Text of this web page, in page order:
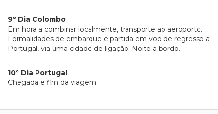
9º Dia Colombo
Em hora a combinar localmente, transporte ao aeroporto.
Formalidades de embarque e partida em voo de regresso a
Portugal, via uma cidade de ligação. Noite a bordo.
10º Dia Portugal
Chegada e fim da viagem.